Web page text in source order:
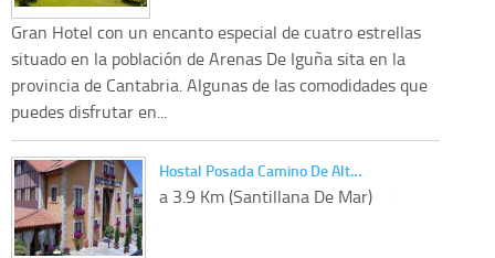
Gran Hotel con un encanto especial de cuatro estrellas
situado en la población de Arenas De Iguña sita en la
provincia de Cantabria. Algunas de las comodidades que
puedes disfrutar en...
Hostal Posada Camino De Alt…
a 3.9 Km (Santillana De Mar)